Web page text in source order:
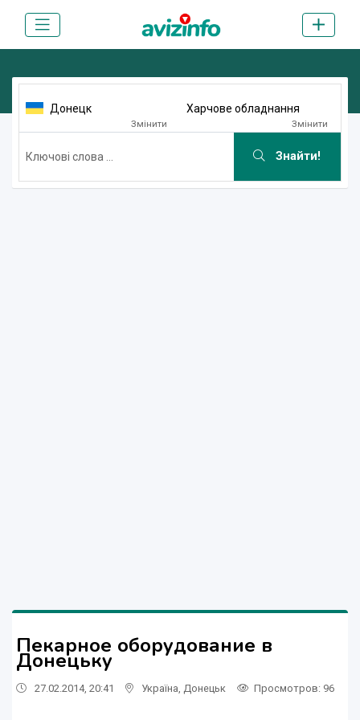
Донецк
Змінити
Харчове обладнання
Змінити
Знайти!
Пекарное оборудование в
Донецьку
27.02.2014, 20:41 Україна Донецьк Просмотров: 96